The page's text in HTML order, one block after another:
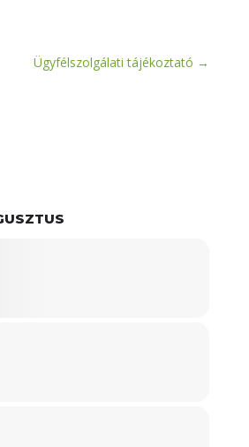
Ügyfélszolgálati tájékoztató →